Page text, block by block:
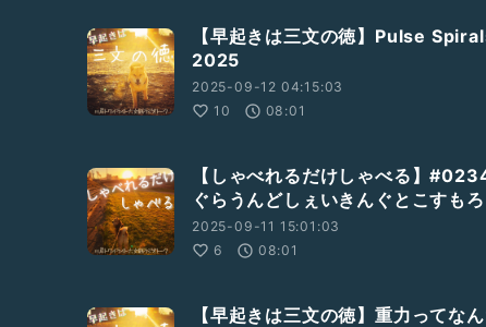
【早起きは三文の徳】Pulse
2025
2025-09-12 04:15:03
10
08:01
【しゃべれるだけしゃべる】
ぐらうんどしぇいきんぐとこすも
2025-09-11 15:01:03
6
08:01
【早起きは三文の徳】重力ってな